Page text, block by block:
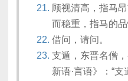
顾视清高，指马
而稳重，指马的品
借问，请问。
支遁，东晋名僧
新语·言语》：“